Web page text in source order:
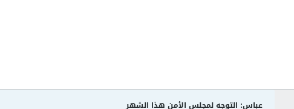
عباس: التوجه لمجلس الأمن هذا الشهر